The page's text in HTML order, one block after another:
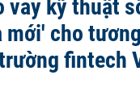
vay kỹ thuật
mới' cho
fintech